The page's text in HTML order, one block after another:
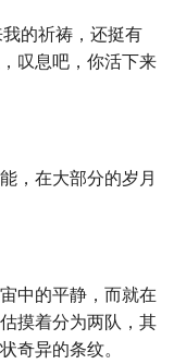
我的祈祷，还挺有
叹息吧，你活下来
，在大部分的岁月
中的平静，而就在
摸着分为两队，其
奇异的条纹。